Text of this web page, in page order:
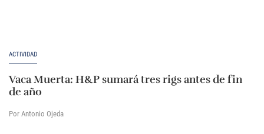
ACTIVIDAD
Vaca Muerta: H&P sumará tres rigs antes de fin
de año
Por Antonio Ojeda